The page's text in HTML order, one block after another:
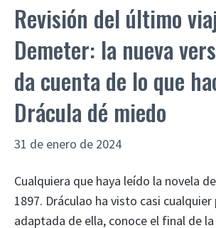
Revisión del último
Demeter: la nueva
da cuenta de lo que
Drácula dé miedo
31 de enero de 2024
Cualquiera que haya leído la novela
1897. Dráculao ha visto casi cualquier
adaptada de ella, conoce el final de la